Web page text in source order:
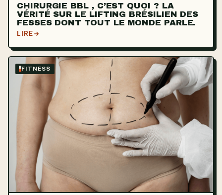
CHIRURGIE BBL , C’EST QUOI ? LA
VÉRITÉ SUR LE LIFTING BRÉSILIEN DES
FESSES DONT TOUT LE MONDE PARLE.
LIRE
FITNESS